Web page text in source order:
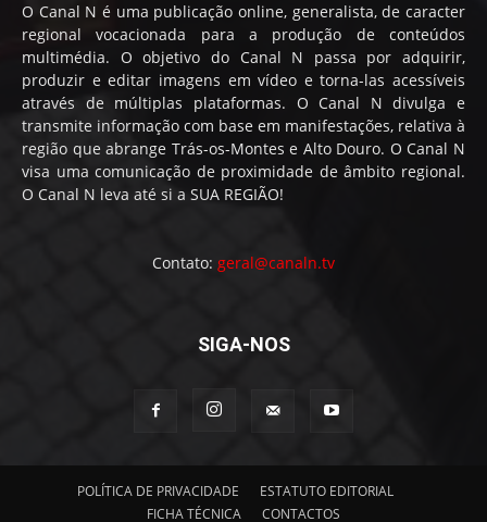
O Canal N é uma publicação online, generalista, de caracter
regional vocacionada para a produção de conteúdos
multimédia. O objetivo do Canal N passa por adquirir,
produzir e editar imagens em vídeo e torna-las acessíveis
através de múltiplas plataformas. O Canal N divulga e
transmite informação com base em manifestações, relativa à
região que abrange Trás-os-Montes e Alto Douro. O Canal N
visa uma comunicação de proximidade de âmbito regional.
O Canal N leva até si a SUA REGIÃO!
Contato: geral@canaln.tv
SIGA-NOS
POLÍTICA DE PRIVACIDADE
ESTATUTO EDITORIAL
FICHA TÉCNICA
CONTACTOS